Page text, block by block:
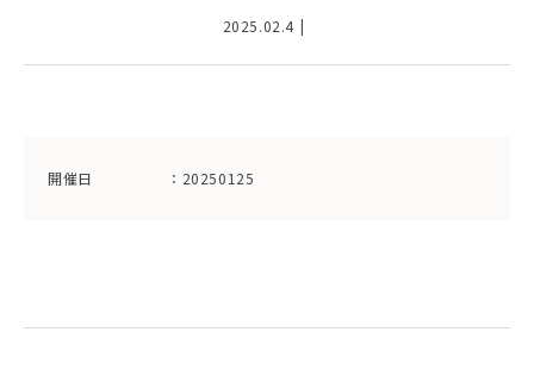
2025.02.4
開催日 ：20250125